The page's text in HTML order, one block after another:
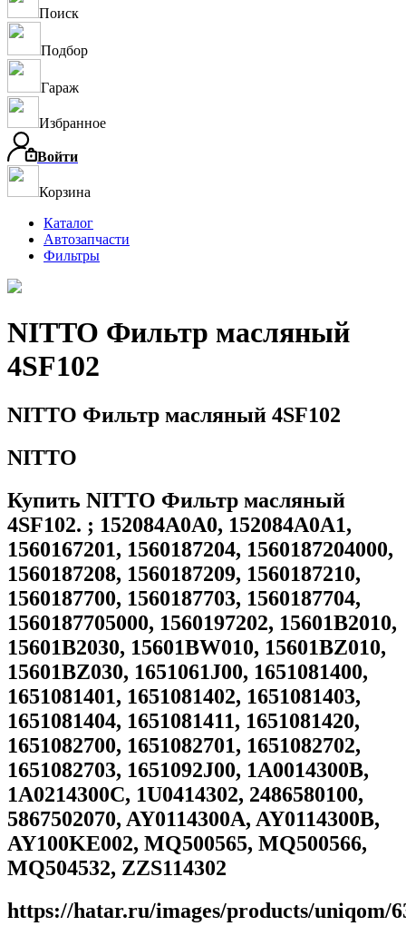
Поиск
Подбор
Гараж
Избранное
Войти
Корзина
Каталог
Автозапчасти
Фильтры
NITTO Фильтр масляный
4SF102
NITTO Фильтр масляный 4SF102
NITTO
Купить NITTO Фильтр масляный
4SF102. ; 152084A0A0, 152084A0A1,
1560167201, 1560187204, 1560187204000,
1560187208, 1560187209, 1560187210,
1560187700, 1560187703, 1560187704,
1560187705000, 1560197202, 15601B2010,
15601B2030, 15601BW010, 15601BZ010,
15601BZ030, 1651061J00, 1651081400,
1651081401, 1651081402, 1651081403,
1651081404, 1651081411, 1651081420,
1651082700, 1651082701, 1651082702,
1651082703, 1651092J00, 1A0014300B,
1A0214300C, 1U0414302, 2486580100,
5867502070, AY0114300A, AY0114300B,
AY100KE002, MQ500565, MQ500566,
MQ504532, ZZS114302
https://hatar.ru/images/products/uniqom/